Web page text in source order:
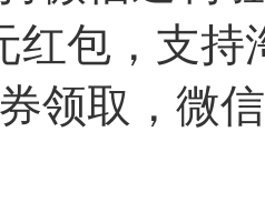
红包，支
领取，微